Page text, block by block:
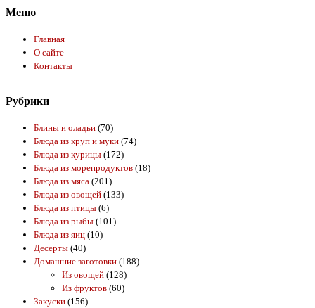
Меню
Главная
О сайте
Контакты
Рубрики
Блины и оладьи (70)
Блюда из круп и муки (74)
Блюда из курицы (172)
Блюда из морепродуктов (18)
Блюда из мяса (201)
Блюда из овощей (133)
Блюда из птицы (6)
Блюда из рыбы (101)
Блюда из яиц (10)
Десерты (40)
Домашние заготовки (188)
Из овощей (128)
Из фруктов (60)
Закуски (156)